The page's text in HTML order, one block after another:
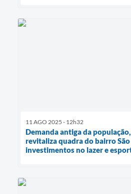
11 AGO 2025 - 12h32
Demanda antiga da
revitaliza quadra do bairro
investimentos no lazer e